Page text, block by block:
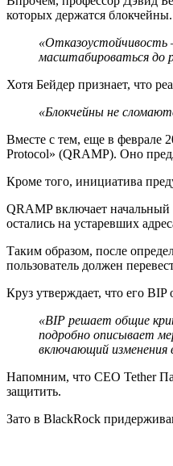
которых держатся блокчейны.
«Отказоустойчивость
масштабироваться до
Хотя Бейдер признает, что
«Блокчейны не
Вместе с тем, еще в феврале
Protocol» (QRAMP). Оно
Кроме того, инициатива
QRAMP включает
остались на устаревших
Таким образом, после
пользователь должен
Круз утверждает, что его BIP
«BIP решает общие
подробно описывает
включающий изменения
Напомним, что CEO Tether
защитить.
Зато в BlackRock